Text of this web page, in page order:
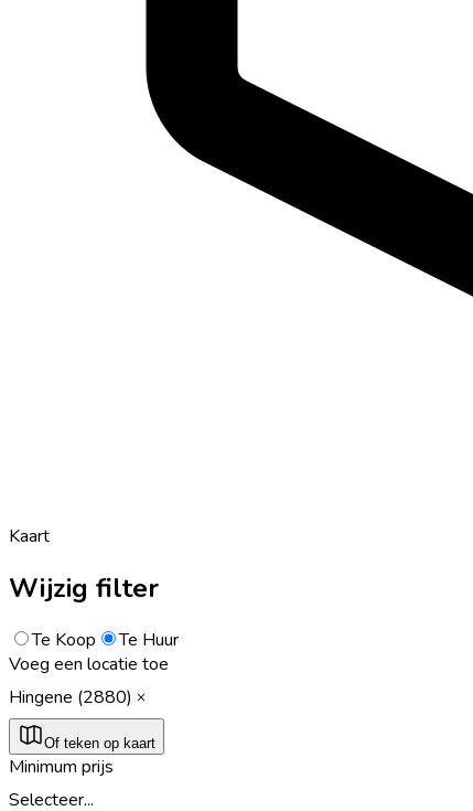
Kaart
Wijzig filter
Te Koop
Te Huur
Voeg een locatie toe
Hingene (2880)
Of teken op kaart
Minimum prijs
Selecteer...